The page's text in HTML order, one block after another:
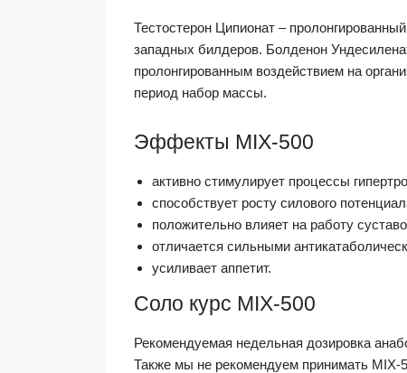
Тестостерон Ципионат –
западных билдеров. Болденон
пролонгированным воздействием на
период набор массы.
Эффекты MIX-500
активно стимулирует процессы
способствует росту силового
положительно влияет на работу
отличается сильными
усиливает аппетит.
Соло курс MIX-500
Рекомендуемая недельная дозировка
Также мы не рекомендуем принимать MIX-